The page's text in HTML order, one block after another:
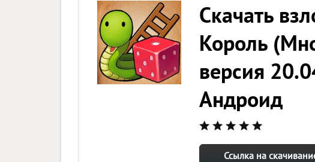
Скачать
Король
версия
Андроид
Ссылка на